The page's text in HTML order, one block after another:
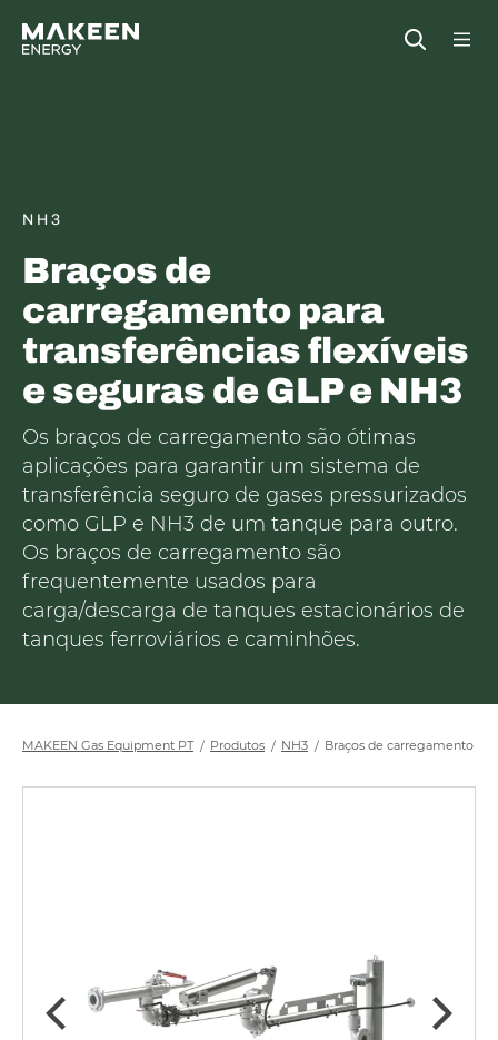
Open
NH3
Braços de
carregamento para
transferências flexíveis
e seguras de GLP e NH3
Os braços de carregamento são ótimas
aplicações para garantir um sistema de
transferência seguro de gases pressurizados
como GLP e NH3 de um tanque para outro.
Os braços de carregamento são
frequentemente usados para
carga/descarga de tanques estacionários de
tanques ferroviários e caminhões.
MAKEEN Gas Equipment PT Produtos NH3 Braços de carregamento